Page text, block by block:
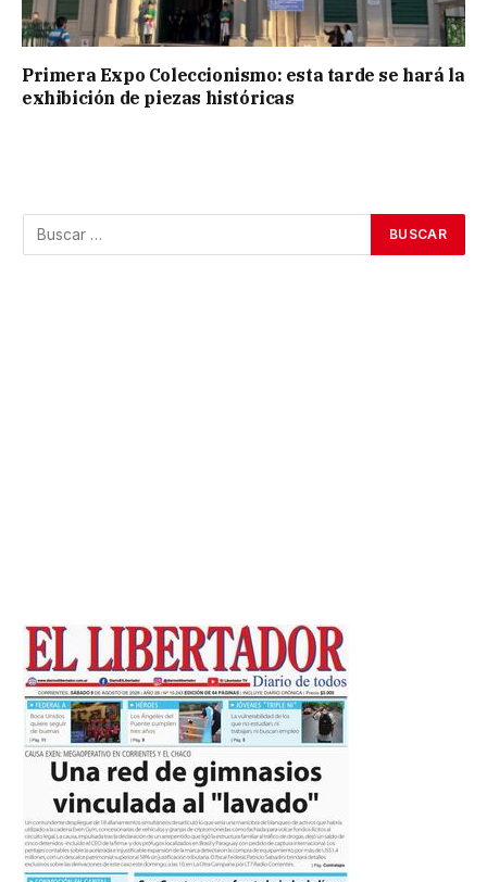
Primera Expo Coleccionismo: esta tarde se hará la
exhibición de piezas históricas